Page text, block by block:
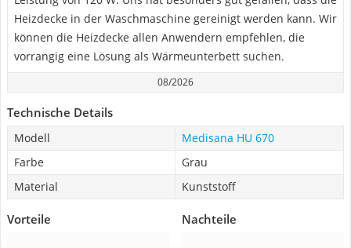
Heizdecke in der Waschmaschine gereinigt werden kann. Wir
können die Heizdecke allen Anwendern empfehlen, die
vorrangig eine Lösung als Wärmeunterbett suchen.
08/2026
Technische Details
Modell
Medisana HU 670
Farbe
Grau
Material
Kunststoff
Vorteile Nachteile